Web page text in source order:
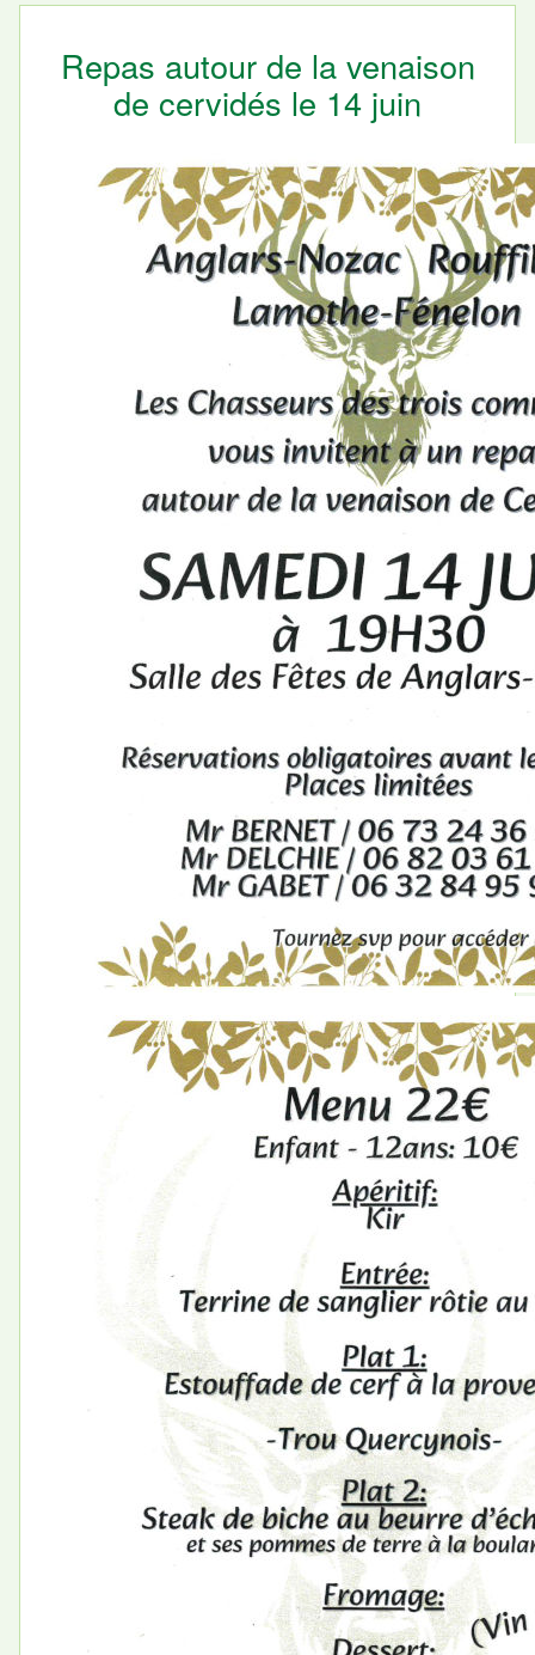
Repas autour de la venaison
de cervidés le 14 juin